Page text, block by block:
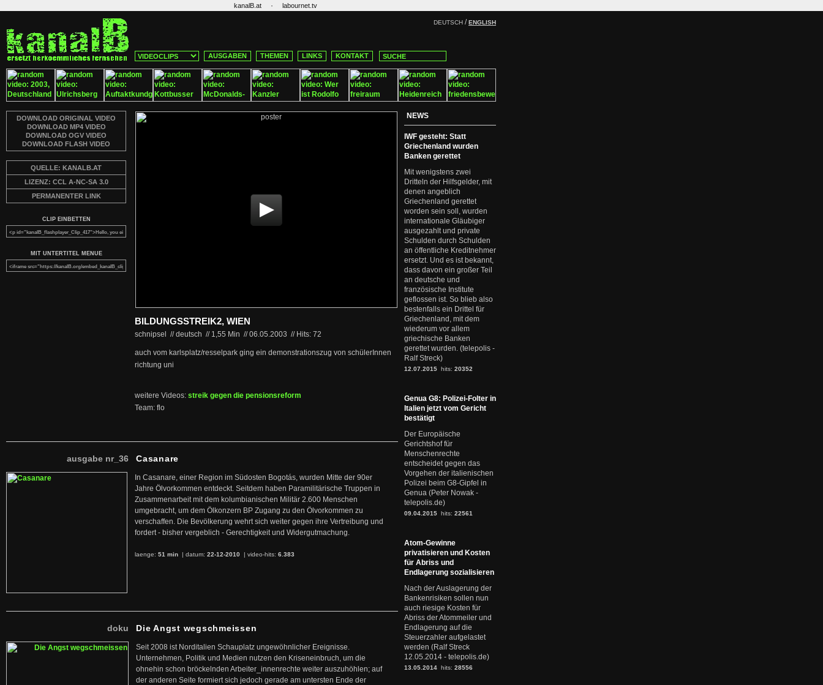
kanalB.at · labournet.tv
DEUTSCH /ENGLISH
AUSGABEN THEMEN LINKS KONTAKT
DOWNLOAD ORIGINAL VIDEO
DOWNLOAD MP4 VIDEO
DOWNLOAD OGV VIDEO
DOWNLOAD FLASH VIDEO
QUELLE: KANALB.AT
LIZENZ: CCL A-NC-SA 3.0
PERMANENTER LINK
CLIP EINBETTEN
MIT UNTERTITEL MENUE
BILDUNGSSTREIK2, WIEN
schnipsel // deutsch // 1,55 Min //06.05.2003 // Hits: 72
auch vom karlsplatz/resselpark ging ein demonstrationszug von schülerInnen
richtung uni
weitere Videos: streik gegen die pensionsreform
Team: flo
ausgabe nr_36 Casanare
In Casanare, einer Region im Südosten Bogotás, wurden Mitte der 90er
Jahre Ölvorkommen entdeckt. Seitdem haben Paramilitärische Truppen in
Zusammenarbeit mit dem kolumbianischen Militär 2.600 Menschen
umgebracht, um dem Ölkonzern BP Zugang zu den Ölvorkommen zu
verschaffen. Die Bevölkerung wehrt sich weiter gegen ihre Vertreibung und
fordert - bisher vergeblich - Gerechtigkeit und Widergutmachung.
laenge: 51 min | datum: 22-12-2010 | video-hits: 6.383
doku Die Angst wegschmeissen
Seit 2008 ist Norditalien Schauplatz ungewöhnlicher Ereignisse.
Unternehmen, Politik und Medien nutzen den Kriseneinbruch, um die
ohnehin schon bröckelnden Arbeiter_innenrechte weiter auszuhöhlen; auf
der anderen Seite formiert sich jedoch gerade am untersten Ende der
NEWS
IWF gesteht: Statt
Griechenland wurden
Banken gerettet
Mit wenigstens zwei
Dritteln der Hilfsgelder, mit
denen angeblich
Griechenland gerettet
worden sein soll, wurden
internationale Gläubiger
ausgezahlt und private
Schulden durch Schulden
an öffentliche Kreditnehmer
ersetzt. Und es ist bekannt,
dass davon ein großer Teil
an deutsche und
französische Institute
geflossen ist. So blieb also
bestenfalls ein Drittel für
Griechenland, mit dem
wiederum vor allem
griechische Banken
gerettet wurden. (telepolis -
Ralf Streck)
12.07.2015 hits: 20352
Genua G8: Polizei-Folter in
Italien jetzt vom Gericht
bestätigt
Der Europäische
Gerichtshof für
Menschenrechte
entscheidet gegen das
Vorgehen der italienischen
Polizei beim G8-Gipfel in
Genua (Peter Nowak -
telepolis.de)
09.04.2015 hits: 22561
Atom-Gewinne
privatisieren und Kosten
für Abriss und
Endlagerung sozialisieren
Nach der Auslagerung der
Bankenrisiken sollen nun
auch riesige Kosten für
Abriss der Atommeiler und
Endlagerung auf die
Steuerzahler aufgelastet
werden (Ralf Streck
12.05.2014 - telepolis.de)
13.05.2014 hits: 28556